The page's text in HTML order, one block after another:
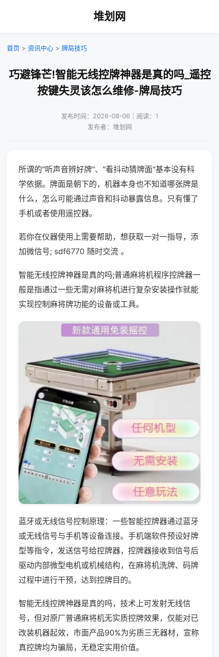
堆划网
首页 > 资讯中心 > 牌局技巧
巧避锋芒!智能无线控牌神器是真的吗_遥控
按键失灵该怎么维修-牌局技巧
发布时间：2026-08-06｜阅读：1
发布者：堆划网
所谓的"听声音辨好牌"、"看抖动猜牌面"基本没有科
学依据。牌面是朝下的，机器本身也不知道哪张牌是
什么，怎么可能通过声音和抖动暴露信息。只有懂了
手机或者使用遥控器。
若你在仪器使用上需要帮助，想获取一对一指导，添
加微信号; sdf6770 随时交流 。
智能无线控牌神器是真的吗;普通麻将机程序控牌器一
般是指通过一些无需对麻将机进行复杂安装操作就能
实现控制麻将牌功能的设备或工具。
蓝牙或无线信号控制原理：一些智能控牌器通过蓝牙
或无线信号与手机等设备连接。手机端软件预设好牌
型等指令，发送信号给控牌器，控牌器接收到信号后
驱动内部微型电机或机械结构，在麻将机洗牌、码牌
过程中进行干预，达到控牌目的。
智能无线控牌神器是真的吗，技术上可发射无线信
号，但对原厂普通麻将机无实质控牌效果，仅能对已
改装机器起效，市面产品90%为劣质三无器材，宣称
真控牌均为骗局，无稳定实用价值。